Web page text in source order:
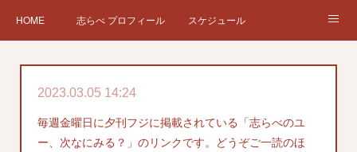
HOME 志らべ プロフィール スケジュール
チケット予約 Instagram
2023.03.05 14:24
毎週金曜日に夕刊フジに掲載されている「志らべのユ
ー、次なにみる？」のリンクです。どうぞご一読のほ